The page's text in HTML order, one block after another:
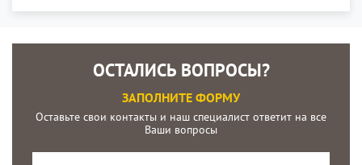
ОСТАЛИСЬ ВОПРОСЫ?
ЗАПОЛНИТЕ ФОРМУ
Оставьте свои контакты и наш специалист ответит на все
Ваши вопросы